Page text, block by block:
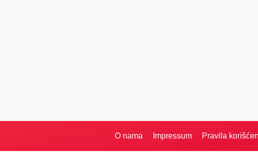
O nama Impressum Pravila